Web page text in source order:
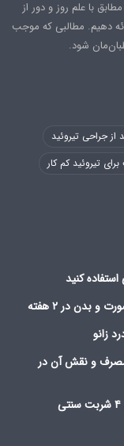
با علم روز و دور از
دهیم. مطالبی که موجب
شود.
جراحی تیروئید
تیروئید کم کار
در ۲ هفته
مصرف و نقش آن در